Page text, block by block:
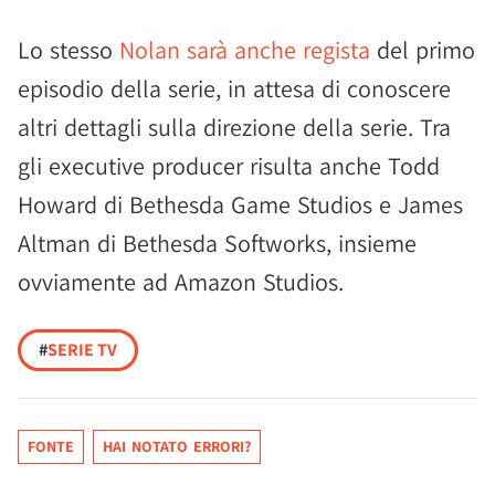
Lo stesso Nolan sarà anche regista del primo
episodio della serie, in attesa di conoscere
altri dettagli sulla direzione della serie. Tra
gli executive producer risulta anche Todd
Howard di Bethesda Game Studios e James
Altman di Bethesda Softworks, insieme
ovviamente ad Amazon Studios.
#SERIE TV
FONTE HAI NOTATO ERRORI?